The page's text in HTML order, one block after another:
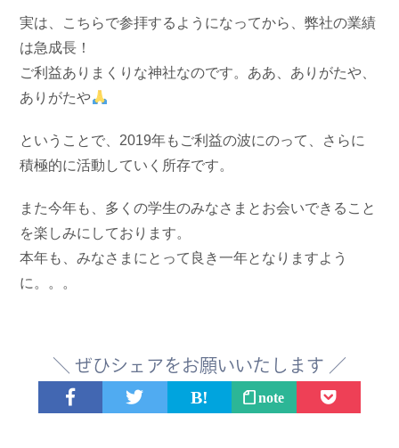
実は、こちらで参拝するようになってから、弊社の業績
は急成長！
ご利益ありまくりな神社なのです。ああ、ありがたや、
ありがたや
ということで、2019年もご利益の波にのって、さらに
積極的に活動していく所存です。
また今年も、多くの学生のみなさまとお会いできること
を楽しみにしております。
本年も、みなさまにとって良き一年となりますよう
に。。。
＼ ぜひシェアをお願いいたします ／
note